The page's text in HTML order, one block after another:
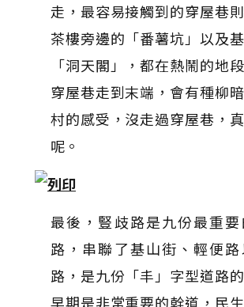
走，最容易接觸到的穿屋巷
茶樓旁邊的「番薯坑」以及
「洞天閣」，都在熱鬧的地
穿屋巷走到末端，會有種柳
村的感受，沒走過穿屋巷，
呢。
最後，豎歧路是九份最重
路，串聯了基山街、輕便
路，是九份「丰」字型道路
早期是非常重要的幹道，民